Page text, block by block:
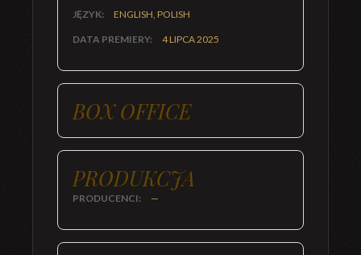
JĘZYK: ENGLISH, POLISH
DATA PREMIERY: 4 LIPCA 2025
BOX OFFICE
PRODUKCJA
PRODUCENCI: —